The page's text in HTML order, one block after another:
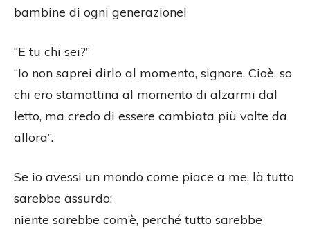
bambine di ogni generazione!
“E tu chi sei?”
“Io non saprei dirlo al momento, signore. Cioè, so
chi ero stamattina al momento di alzarmi dal
letto, ma credo di essere cambiata più volte da
allora”.
Se io avessi un mondo come piace a me, là tutto
sarebbe assurdo:
niente sarebbe com’è, perché tutto sarebbe